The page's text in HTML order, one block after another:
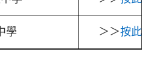
學 ＞＞按此